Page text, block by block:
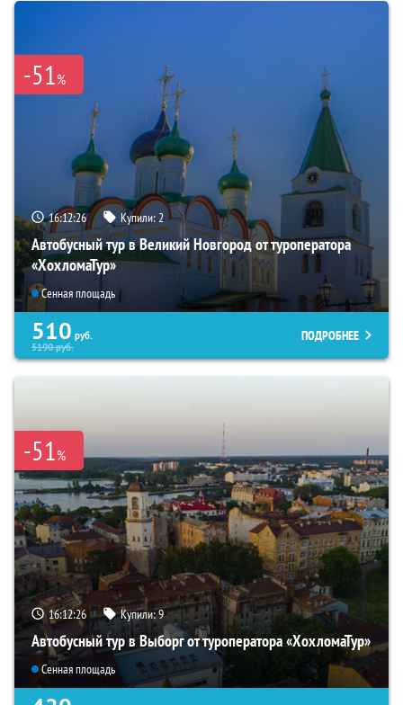
-51%
16:12:24 Купили:2
Автобусный тур в Великий Новгород от туроператора
«ХохломаТур»
Сенная площадь
510 руб.
5190руб.
ПОДРОБНЕЕ
-51%
16:12:24 Купили:9
Автобусный тур в Выборг от туроператора «ХохломаТур»
Сенная площадь